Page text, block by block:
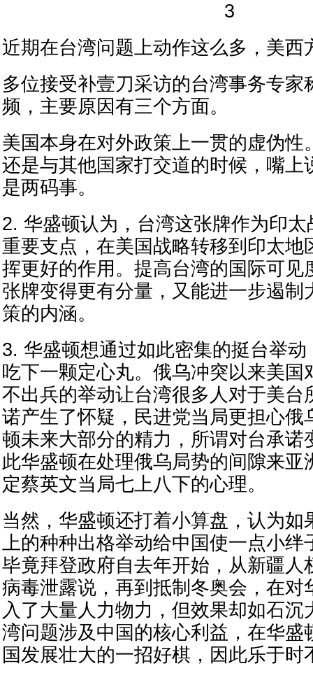
3
近期在台湾问题上动作这么多，美西
多位接受补壹刀采访的台湾事务专家
频，主要原因有三个方面。
美国本身在对外政策上一贯的虚伪性
还是与其他国家打交道的时候，嘴上
是两码事。
2. 华盛顿认为，台湾这张牌作为印
重要支点，在美国战略转移到印太地
挥更好的作用。提高台湾的国际可见
张牌变得更有分量，又能进一步遏制
策的内涵。
3. 华盛顿想通过如此密集的挺台举
吃下一颗定心丸。俄乌冲突以来美国
不出兵的举动让台湾很多人对于美台
诺产生了怀疑，民进党当局更担心俄
顿未来大部分的精力，所谓对台承诺
此华盛顿在处理俄乌局势的间隙来亚
定蔡英文当局七上八下的心理。
当然，华盛顿还打着小算盘，认为如
上的种种出格举动给中国使一点小绊
毕竟拜登政府自去年开始，从新疆人
病毒泄露说，再到抵制冬奥会，在对
入了大量人力物力，但效果却如石沉
湾问题涉及中国的核心利益，在华盛
国发展壮大的一招好棋，因此乐于时